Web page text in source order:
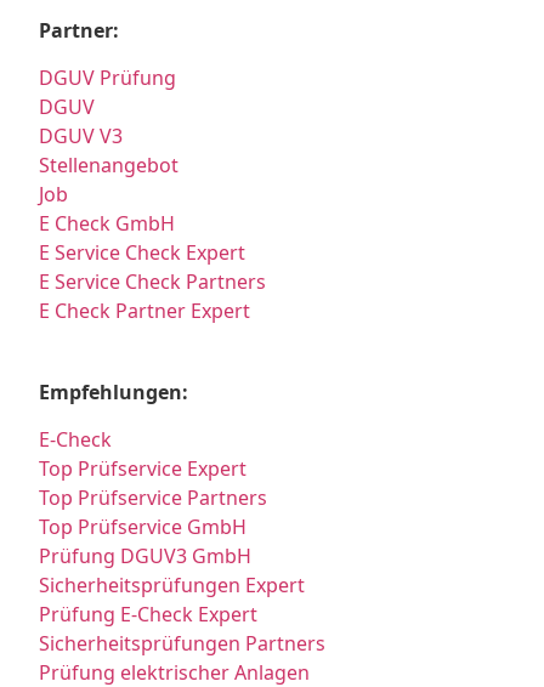
Partner:
DGUV Prüfung
DGUV
DGUV V3
Stellenangebot
Job
E Check GmbH
E Service Check Expert
E Service Check Partners
E Check Partner Expert
Empfehlungen:
E-Check
Top Prüfservice Expert
Top Prüfservice Partners
Top Prüfservice GmbH
Prüfung DGUV3 GmbH
Sicherheitsprüfungen Expert
Prüfung E-Check Expert
Sicherheitsprüfungen Partners
Prüfung elektrischer Anlagen